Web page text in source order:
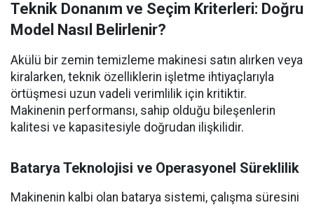
Teknik Donanım ve Seçim Kriterleri: Doğru
Model Nasıl Belirlenir?
Akülü bir zemin temizleme makinesi satın alırken veya
kiralarken, teknik özelliklerin işletme ihtiyaçlarıyla
örtüşmesi uzun vadeli verimlilik için kritiktir.
Makinenin performansı, sahip olduğu bileşenlerin
kalitesi ve kapasitesiyle doğrudan ilişkilidir.
Batarya Teknolojisi ve Operasyonel Süreklilik
Makinenin kalbi olan batarya sistemi, çalışma süresini